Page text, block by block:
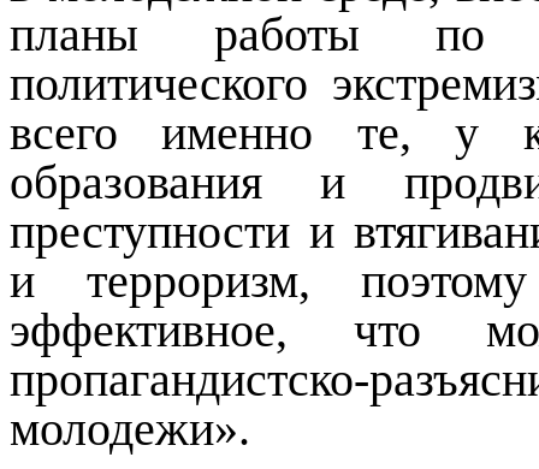
планы работы по
политического
всего именно те, у
образования и
преступности и
и терроризм,
эффективное, что
пропагандистско-
молодежи».